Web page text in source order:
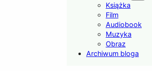
Książka
Film
Audiobook
Muzyka
Obraz
Archiwum bloga